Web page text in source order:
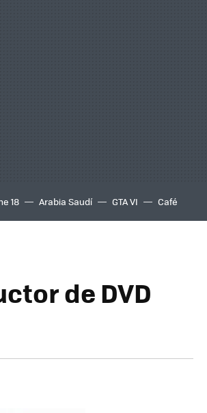
18 Arabia Saudí GTA VI Café
de DVD